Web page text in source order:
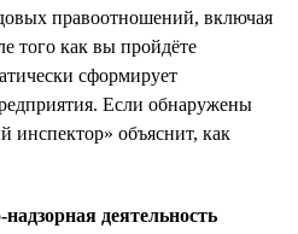
правоотношений, включая
того как вы пройдёте
сформирует
Если обнаружены
объяснит, как
деятельность